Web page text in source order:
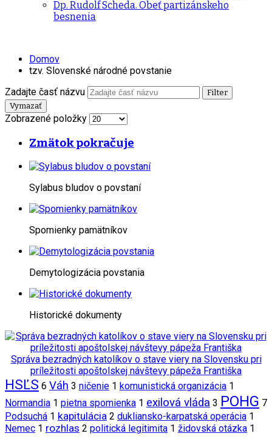
Dp. Rudolf Scheda. Obeť partizánskeho
besnenia
Domov
tzv. Slovenské národné povstanie
Zadajte časť názvu
Filter
Vymazať
Zobrazené položky
Zmätok pokračuje
Sylabus bludov o povstaní
Spomienky pamätníkov
Demytologizácia povstania
Historické dokumenty
Správa bezradných katolíkov o stave viery na Slovensku pri
príležitosti apoštolskej návštevy pápeža Františka
HSĽS 6 Váh 3 ničenie 1 komunistická organizácia 1
Normandia 1 pietna spomienka 1 exilová vláda 3 POHG 7
Podsuchá 1 kapitulácia 2 dukliansko-karpatská operácia 1
Nemec 1 rozhlas 2 politická legitimita 1 židovská otázka 1